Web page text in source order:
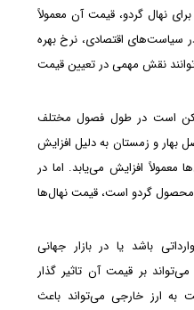
نهال گردو، قیمت آن معمولاً
سیاست‌های اقتصادی، نرخ بهره
نقش مهمی در تعیین قیمت
است در طول فصول مختلف
بهار و زمستان به دلیل افزایش
معمولاً افزایش می‌یابد. اما در
محصول گردو است، قیمت نهال‌ها
باشد یا در بازار جهانی
بر قیمت آن تاثیر گذار
به ارز خارجی می‌تواند باعث